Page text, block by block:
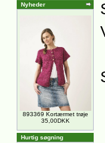
Nyheder
893369 Kortærmet trøje
35,00DKK
Hurtig søgning